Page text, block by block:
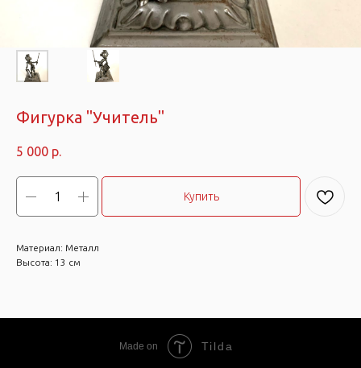
Фигурка "Учитель"
5 000 р.
Купить
Материал: Металл
Высота: 13 см
Made on Tilda